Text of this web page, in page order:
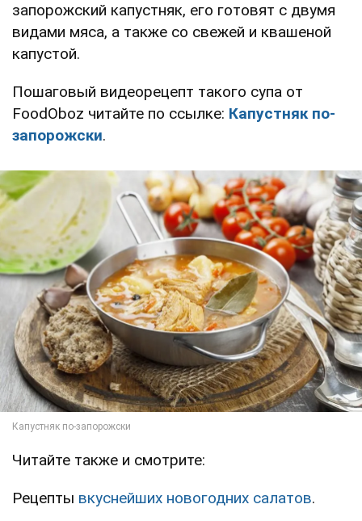
запорожский капустняк, его готовят с двумя
видами мяса, а также со свежей и квашеной
капустой.
Пошаговый видеорецепт такого супа от
FoodOboz читайте по ссылке: Капустняк по-
запорожски.
Читайте также и смотрите:
Рецепты вкуснейших новогодних салатов.